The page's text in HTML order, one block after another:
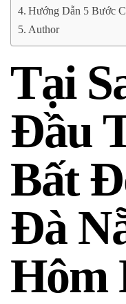
Hướng Dẫn 5 Bước
Author
Tại
Đầu
Bất
Đà
Hôm